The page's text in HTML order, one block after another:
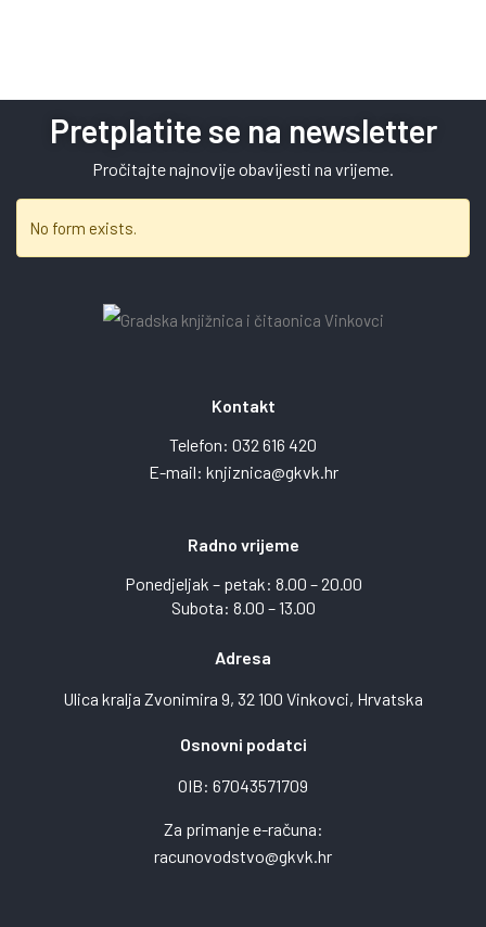
Pretplatite se na newsletter
Pročitajte najnovije obavijesti na vrijeme.
No form exists.
Kontakt
Telefon: 032 616 420
E-mail: knjiznica@gkvk.hr
Radno vrijeme
Ponedjeljak – petak: 8.00 – 20.00
Subota: 8.00 – 13.00
Adresa
Ulica kralja Zvonimira 9, 32 100 Vinkovci, Hrvatska
Osnovni podatci
OIB: 67043571709
Za primanje e-računa:
racunovodstvo@gkvk.hr